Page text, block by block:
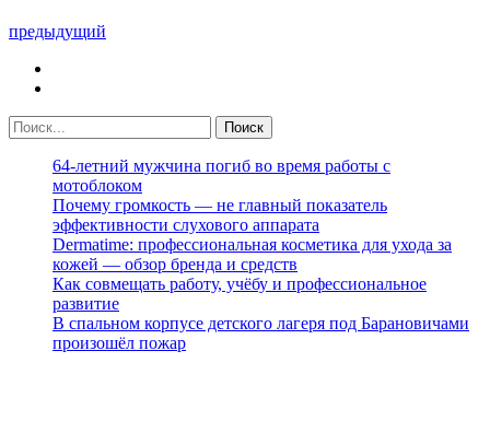
предыдущий
64-летний мужчина погиб во время работы с
мотоблоком
Почему громкость — не главный показатель
эффективности слухового аппарата
Dermatime: профессиональная косметика для ухода за
кожей — обзор бренда и средств
Как совмещать работу, учёбу и профессиональное
развитие
В спальном корпусе детского лагеря под Барановичами
произошёл пожар